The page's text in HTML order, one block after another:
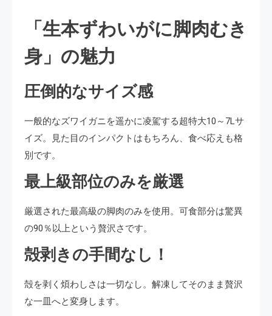
「生本ずわいがに脚肉むき
身」の魅力
圧倒的なサイズ感
一般的なズワイガニを遥かに凌駕する超特大10～7Lサ
イズ。見た目のインパクトはもちろん、食べ応えも格
別です。
最上級部位のみを厳選
厳選された最高級の脚肉のみを使用。可食部分は驚異
の90％以上という贅沢さです。
殻剥きの手間なし！
殻を剥く煩わしさは一切なし。解凍してそのまま贅沢
な一皿へと変身します。